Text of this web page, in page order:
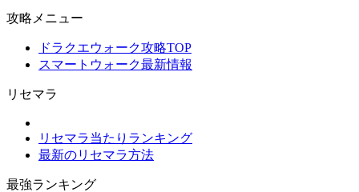
攻略メニュー
ドラクエウォーク攻略TOP
スマートウォーク最新情報
リセマラ
リセマラ当たりランキング
最新のリセマラ方法
最強ランキング